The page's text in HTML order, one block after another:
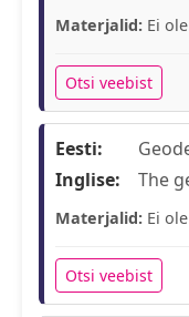
Materjalid: Ei
Otsi veebist
Eesti:
Inglise:
The
Materjalid: Ei
Otsi veebist